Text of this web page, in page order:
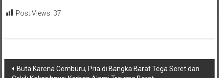
Post Views: 37
Navigasi
Buta Karena Cemburu, Pria di Bangka Barat Tega Seret dan